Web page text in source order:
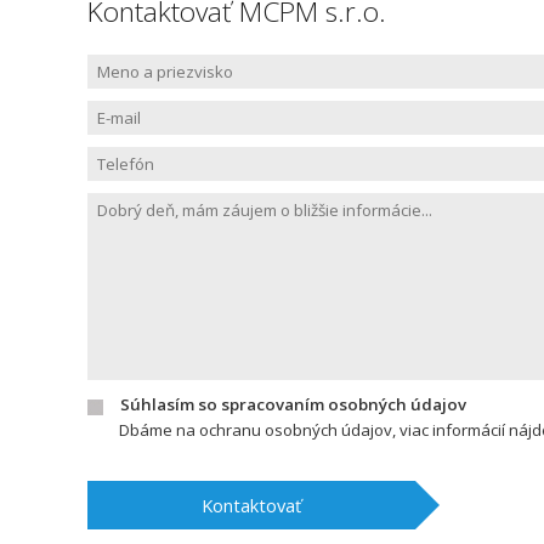
Kontaktovať MCPM s.r.o.
Súhlasím so spracovaním osobných údajov
Dbáme na ochranu osobných údajov, viac informácií
Kontaktovať